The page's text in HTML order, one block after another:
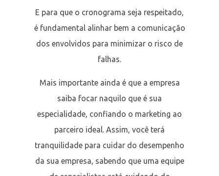
E para que o cronograma seja respeitado,
é fundamental alinhar bem a comunicação
dos envolvidos para minimizar o risco de
falhas.
Mais importante ainda é que a empresa
saiba focar naquilo que é sua
especialidade, confiando o marketing ao
parceiro ideal. Assim, você terá
tranquilidade para cuidar do desempenho
da sua empresa, sabendo que uma equipe